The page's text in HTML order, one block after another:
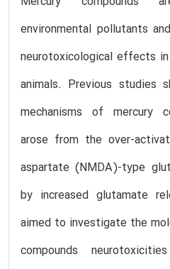
environmental pollutants
neurotoxicological effects
animals. Previous
mechanisms of mercury
arose from the over-
aspartate (NMDA)-type
by increased glutamate
aimed to investigate the
compounds